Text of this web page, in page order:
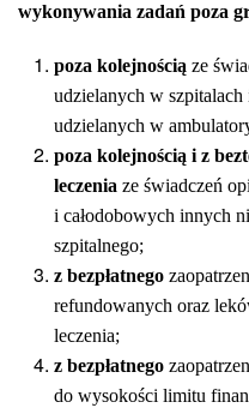
wykonywania zadań poza
poza kolejnością ze
udzielanych w
udzielanych w
poza kolejnością i z
leczenia ze świadczeń
i całodobowych innych
szpitalnego;
z bezpłatnego
refundowanych oraz
leczenia;
z bezpłatnego
do wysokości limitu